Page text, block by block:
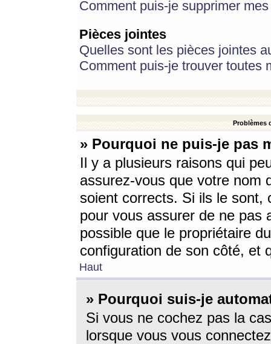
Comment puis-je supprimer
Pièces jointes
Quelles sont les pièces jointes
Comment puis-je trouver toutes
Problèmes
» Pourquoi ne puis-je pas
Il y a plusieurs raisons qui
assurez-vous que votre nom
soient corrects. Si ils le sont,
pour vous assurer de ne pas
possible que le propriétaire
configuration de son côté, et
Haut
» Pourquoi suis-je
Si vous ne cochez pas la
lorsque vous vous